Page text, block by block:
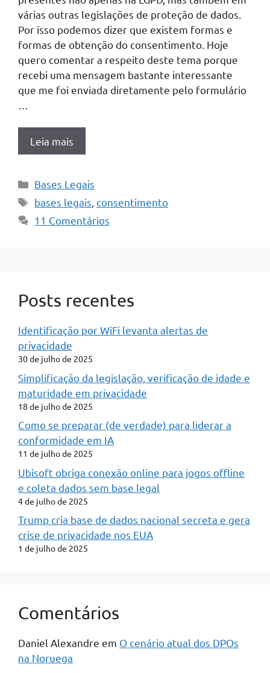
várias outras legislações de proteção de dados.
Por isso podemos dizer que existem formas e
formas de obtenção do consentimento. Hoje
quero comentar a respeito deste tema porque
recebi uma mensagem bastante interessante
que me foi enviada diretamente pelo formulário
Leia mais
Categorias
Bases Legais
Tags
bases legais ,consentimento
11 Comentários
Posts recentes
Identificação por WiFi levanta alertas de
privacidade
30 de julho de 2025
Simplificação da legislação, verificação de idade e
maturidade em privacidade
18 de julho de 2025
Como se preparar (de verdade) para liderar a
conformidade em IA
11 de julho de 2025
Ubisoft obriga conexão online para jogos offline
e coleta dados sem base legal
4 de julho de 2025
Trump cria base de dados nacional secreta e gera
crise de privacidade nos EUA
1 de julho de 2025
Comentários
Daniel Alexandre em O cenário atual dos DPOs
na Noruega